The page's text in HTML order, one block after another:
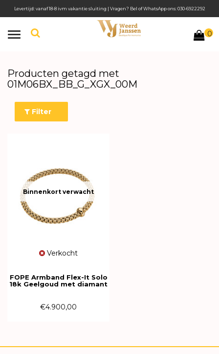
Toggle
0
Levertijd: vanaf 18-8 ivm vakantie sluiting | Vragen? Bel of WhatsApp ons: 030-6922292
Producten getagd met
01M06BX_BB_G_XGX_00M
Filter
Binnenkort verwacht
Verkocht
FOPE Armband Flex-It Solo
18k Geelgoud met diamant
€4.900,00